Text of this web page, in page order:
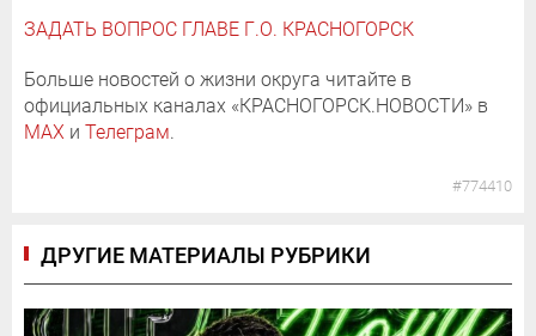
ЗАДАТЬ ВОПРОС ГЛАВЕ Г.О. КРАСНОГОРСК
Больше новостей о жизни округа читайте в
официальных каналах «КРАСНОГОРСК.НОВОСТИ» в
MAX и Телеграм.
#774410
ДРУГИЕ МАТЕРИАЛЫ РУБРИКИ